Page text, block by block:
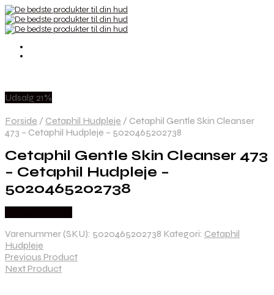
Udsalg 21%
Forside / Cetaphil Hudpleje / Cetaphil Gentle Skin Cleanser
473 – Cetaphil Hudpleje – 5020465202738
Cetaphil Gentle Skin Cleanser 473
– Cetaphil Hudpleje –
5020465202738
Varenummer (SKU): 5020465202738 Kategori: Cetaphil
Hudpleje
Previous Product
Next Product